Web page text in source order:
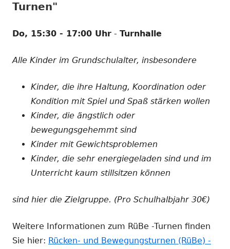
Turnen"
Do, 15:30 - 17:00 Uhr - Turnhalle
Alle Kinder im Grundschulalter, insbesondere
Kinder, die ihre Haltung, Koordination oder
Kondition mit Spiel und Spaß stärken wollen
Kinder, die ängstlich oder
bewegungsgehemmt sind
Kinder mit Gewichtsproblemen
Kinder, die sehr energiegeladen sind und im
Unterricht kaum stillsitzen können
sind hier die Zielgruppe. (Pro Schulhalbjahr 30€)
Weitere Informationen zum RüBe -Turnen finden
Sie hier: Rücken- und Bewegungsturnen (RüBe) -